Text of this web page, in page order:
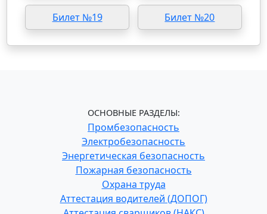
Билет №19 Билет №20
ОСНОВНЫЕ РАЗДЕЛЫ:
Промбезопасность
Электробезопасность
Энергетическая безопасность
Пожарная безопасность
Охрана труда
Аттестация водителей (ДОПОГ)